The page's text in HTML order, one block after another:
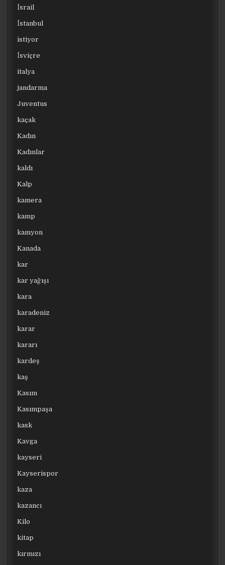
İsrail
İstanbul
istiyor
İsviçre
italya
jandarma
Juventus
kaçak
Kadın
Kadınlar
kaldı
Kalp
kamera
kamp
kamyon
Kanada
kar
kar yağışı
kara
karadeniz
karar
kararı
kardeş
kaş
Kasım
Kasımpaşa
kask
Kavga
kayseri
Kayserispor
kaza
kazancı
Kilo
kitap
kırmızı